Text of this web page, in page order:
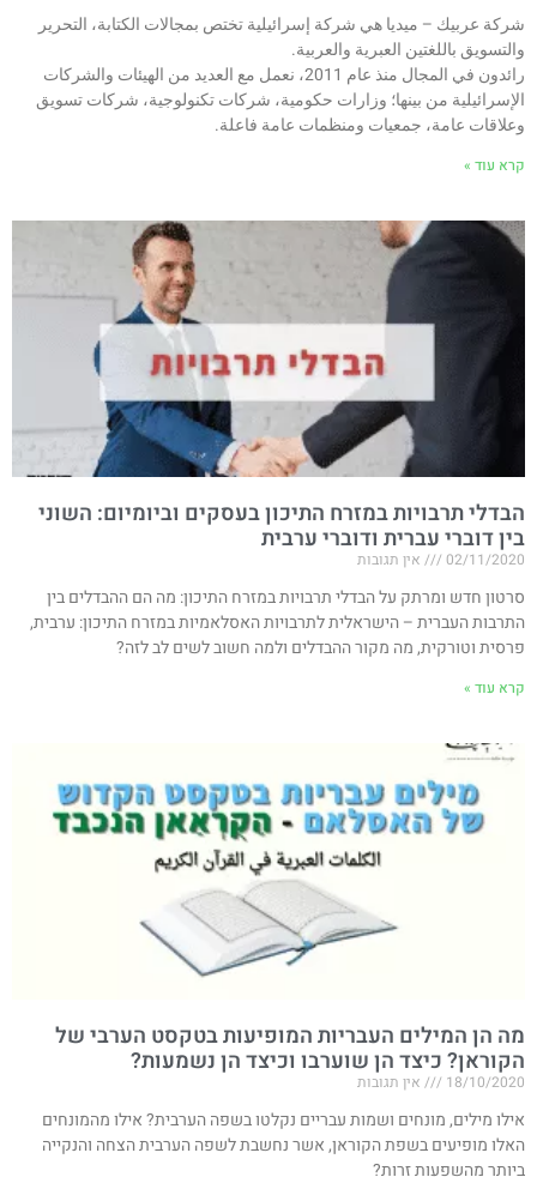
شركة عربيك – ميديا هي شركة إسرائيلية تختص بمجالات الكتابة، التحرير
والتسويق باللغتين العبرية والعربية.
رائدون في المجال منذ عام 2011، نعمل مع العديد من الهيئات والشركات
الإسرائيلية من بينها؛ وزارات حكومية، شركات تكنولوجية، شركات تسويق
وعلاقات عامة، جمعيات ومنظمات عامة فاعلة.
קרא עוד »
הבדלי תרבויות במזרח התיכון בעסקים וביומיום: השוני
בין דוברי עברית ודוברי ערבית
02/11/2020 אין תגובות
סרטון חדש ומרתק על הבדלי תרבויות במזרח התיכון: מה הם ההבדלים בין
התרבות העברית – הישראלית לתרבויות האסלאמיות במזרח התיכון: ערבית,
פרסית וטורקית, מה מקור ההבדלים ולמה חשוב לשים לב לזה?
קרא עוד »
מה הן המילים העבריות המופיעות בטקסט הערבי של
הקוראן? כיצד הן שוערבו וכיצד הן נשמעות?
18/10/2020 אין תגובות
אילו מילים, מונחים ושמות עבריים נקלטו בשפה הערבית? אילו מהמונחים
האלו מופיעים בשפת הקוראן, אשר נחשבת לשפה הערבית הצחה והנקייה
ביותר מהשפעות זרות?